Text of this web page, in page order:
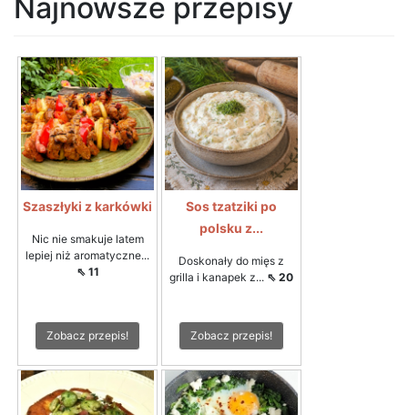
Najnowsze przepisy
Szaszłyki z karkówki
Nic nie smakuje latem
lepiej niż aromatyczne...
⇖ 11
Zobacz przepis!
Sos tzatziki po
polsku z...
Doskonały do mięs z
grilla i kanapek z... ⇖ 20
Zobacz przepis!